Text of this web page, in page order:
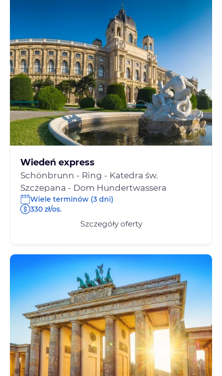
Wiedeń express
Schönbrunn - Ring - Katedra św.
Szczepana - Dom Hundertwassera
Wiele terminów (3 dni)
330 zł/os.
Szczegóły oferty